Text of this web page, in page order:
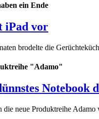
ein Ende
iPad vor
brodelte die
"Adamo"
Notebook
die neue Produktreihe